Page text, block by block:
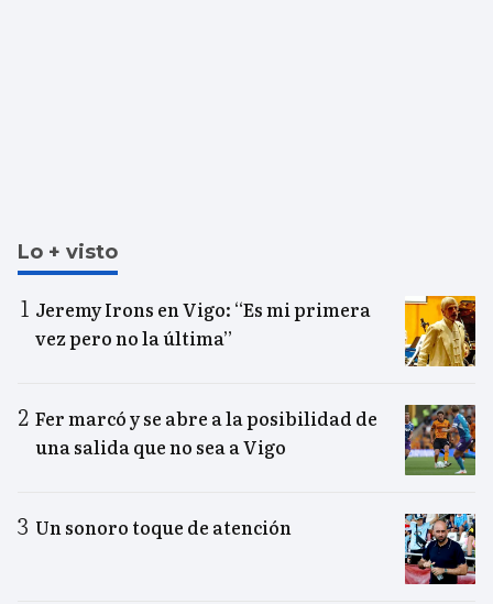
Lo + visto
Jeremy Irons en Vigo: “Es mi primera
vez pero no la última”
Fer marcó y se abre a la posibilidad de
una salida que no sea a Vigo
Un sonoro toque de atención